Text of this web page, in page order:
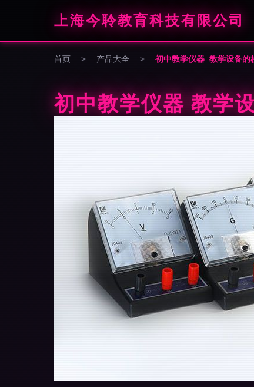
上海今聆教育科技有限公司
首页 > 产品大全 > 初中教学仪器 教学设备的
初中教学仪器 教学